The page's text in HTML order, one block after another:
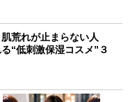
荒れが止まらない人
“低刺激保湿コスメ”３